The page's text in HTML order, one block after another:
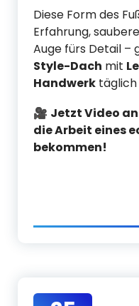
Diese Form des
Erfahrung,
Auge fürs Detail –
Style-Dach mit
Handwerk täglich
🎥 Jetzt Video
die Arbeit eines
bekommen!